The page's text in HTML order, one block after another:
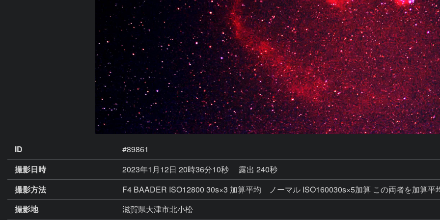
ID
#89861
撮影日時
2023年1月12日 20時36分10秒
露出 240秒
撮影方法
F4 BAADER ISO12800 30s×3 加算平均 ノーマル ISO160030s×5加算 この両者を加算平
撮影地
滋賀県大津市北小松